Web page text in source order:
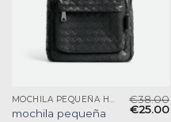
MOCHILA PEQUEÑA HOMBRE
mochila pequeña
€38.00
€25.00